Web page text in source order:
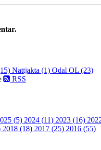
Nattjakta (1) Odal OL (23)
RSS
(5) 2024 (11) 2023 (16)
2018 (18) 2017 (25) 2016 (55)